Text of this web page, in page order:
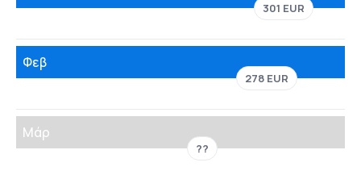
301 EUR
Φεβ
278 EUR
Μάρ
??